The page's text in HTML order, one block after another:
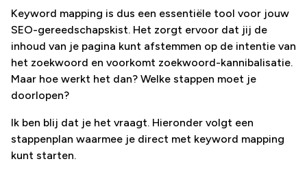
Keyword mapping is dus een essentiële tool voor jouw
SEO-gereedschapskist. Het zorgt ervoor dat jij de
inhoud van je pagina kunt afstemmen op de intentie van
het zoekwoord en voorkomt zoekwoord-kannibalisatie.
Maar hoe werkt het dan? Welke stappen moet je
doorlopen?
Ik ben blij dat je het vraagt. Hieronder volgt een
stappenplan waarmee je direct met keyword mapping
kunt starten.